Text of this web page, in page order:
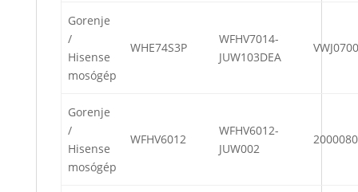
Gorenje
/
Hisense
mosógép
WHE74S3P
WFHV7014-
JUW103DEA
Gorenje
/
Hisense
mosógép
WFHV6012
WFHV6012-
JUW002